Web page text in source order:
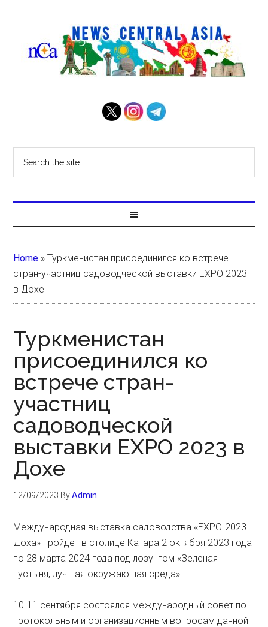
Home »Туркменистан присоединился ко встрече
стран-участниц садоводческой выставки EXPO 2023
в Дохе
Туркменистан
присоединился ко
встрече стран-
участниц
садоводческой
выставки EXPO 2023 в
Дохе
12/09/2023 ByAdmin
Международная выставка садоводства «EXPO-2023
Доха» пройдет в столице Катара 2 октября 2023 года
по 28 марта 2024 года под лозунгом «Зеленая
пустыня, лучшая окружающая среда».
10-11 сентября состоялся международный совет по
протокольным и организационным вопросам данной